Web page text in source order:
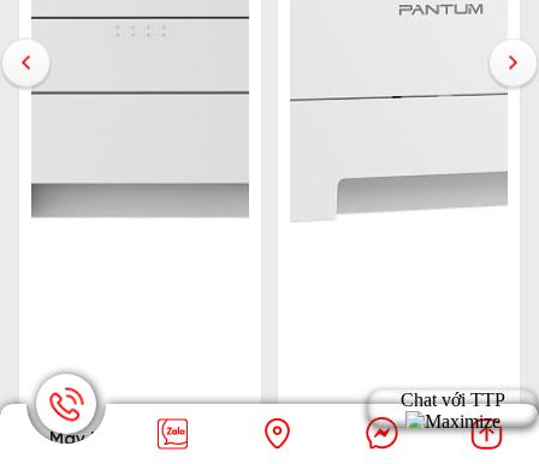
Máy In Laser Pantum
Máy In Laser Pantum